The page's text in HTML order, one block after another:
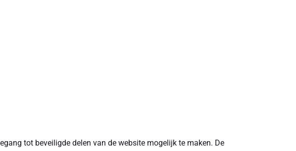
tot beveiligde delen van de website mogelijk te maken. De